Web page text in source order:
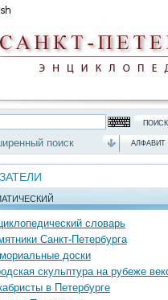
поиск АЛФАВИТ
словарь
Санкт-Петербурга
доски
скульптура на рубеже
в Петербурге